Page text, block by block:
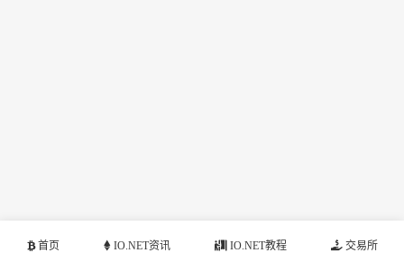
首页 IO.NET资讯 IO.NET教程 交易所